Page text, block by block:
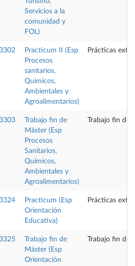
Servicios a la
comunidad y
FOL)
Practicum II (Esp
Procesos
sanitarios,
Quimicos,
Ambientales y
Agroalimentarios)
Prácticas
Trabajo fin de
Máster (Esp
Procesos
Sanitarios,
Químicos,
Ambientales y
Agroalimentarios)
Trabajo fin de
Practicum (Esp
Orientación
Educativa)
Prácticas
Trabajo fin de
Máster (Esp
Orientación
Trabajo fin de